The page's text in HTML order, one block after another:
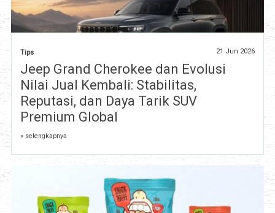
Tips 21 Jun 2026
Jeep Grand Cherokee dan Evolusi
Nilai Jual Kembali: Stabilitas,
Reputasi, dan Daya Tarik SUV
Premium Global
» selengkapnya